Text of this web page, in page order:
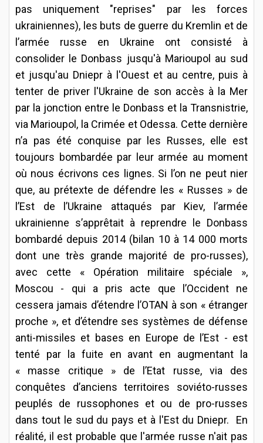
pas uniquement "reprises" par les forces
ukrainiennes), les buts de guerre du Kremlin et de
l’armée russe en Ukraine ont consisté à
consolider le Donbass jusqu'à Marioupol au sud
et jusqu'au Dniepr à l'Ouest et au centre, puis à
tenter de priver l'Ukraine de son accès à la Mer
par la jonction entre le Donbass et la Transnistrie,
via Marioupol, la Crimée et Odessa. Cette dernière
n’a pas été conquise par les Russes, elle est
toujours bombardée par leur armée au moment
où nous écrivons ces lignes. Si l’on ne peut nier
que, au prétexte de défendre les « Russes » de
l’Est de l’Ukraine attaqués par Kiev, l’armée
ukrainienne s’apprêtait à reprendre le Donbass
bombardé depuis 2014 (bilan 10 à 14 000 morts
dont une très grande majorité de pro-russes),
avec cette « Opération militaire spéciale »,
Moscou - qui a pris acte que l’Occident ne
cessera jamais d’étendre l’OTAN à son « étranger
proche », et d’étendre ses systèmes de défense
anti-missiles et bases en Europe de l’Est - est
tenté par la fuite en avant en augmentant la
« masse critique » de l’Etat russe, via des
conquêtes d’anciens territoires soviéto-russes
peuplés de russophones et ou de pro-russes
dans tout le sud du pays et à l'Est du Dniepr. En
réalité, il est probable que l'armée russe n'ait pas